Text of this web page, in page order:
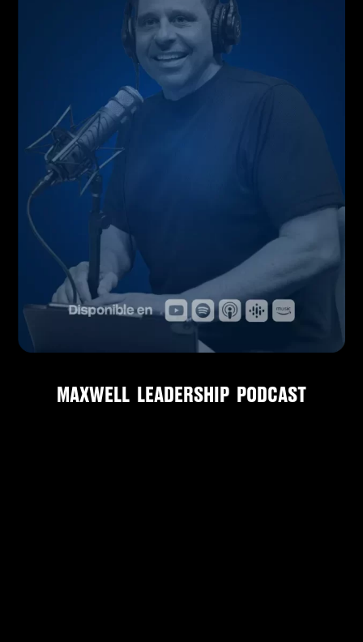
MAXWELL LEADERSHIP PODCAST